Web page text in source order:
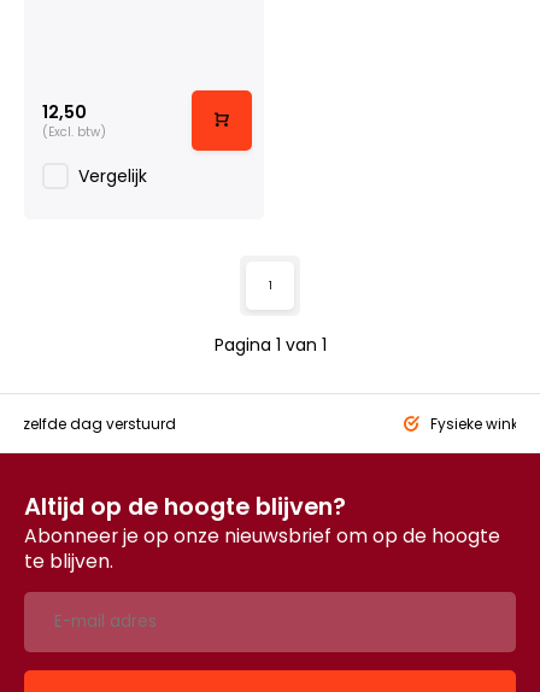
12,50
(Excl. btw)
Vergelijk
Pagina 1 van 1
1
zelfde dag verstuurd Fysieke winkel
Altijd op de hoogte blijven?
Abonneer je op onze nieuwsbrief om op de hoogte
te blijven.